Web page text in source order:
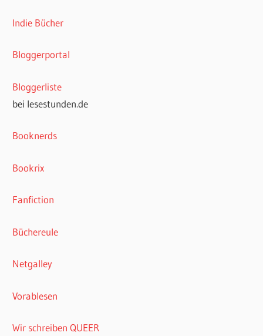
Indie Bücher
Bloggerportal
Bloggerliste
bei lesestunden.de
Booknerds
Bookrix
Fanfiction
Büchereule
Netgalley
Vorablesen
Wir schreiben QUEER